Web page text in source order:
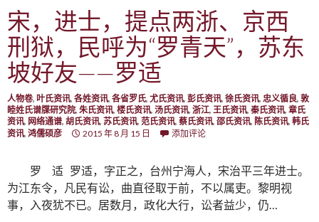
宋，进士，提点两浙、京西
刑狱，民呼为“罗青天”，苏东
坡好友——罗适
人物卷, 叶氏资讯, 各姓资讯, 各省罗氏, 尤氏资讯, 彭氏资讯, 徐氏资讯, 忠义循良, 敦
睦姓氏谱牒研究院, 朱氏资讯, 楼氏资讯, 汤氏资讯, 浙江, 王氏资讯, 秦氏资讯, 章氏
资讯, 网络通谱, 胡氏资讯, 苏氏资讯, 范氏资讯, 蔡氏资讯, 邵氏资讯, 陈氏资讯, 韩氏
资讯, 鸿儒硕彦 2015 年 8 月 15 日 添加评论
罗 适 罗适，字正之，台州宁海人，宋治平三年进士。
为江东令，凡民有讼，曲直径取于前，不以属吏。黎明视
事，入夜犹不已。居数月，政化大行，讼者益少，仍…